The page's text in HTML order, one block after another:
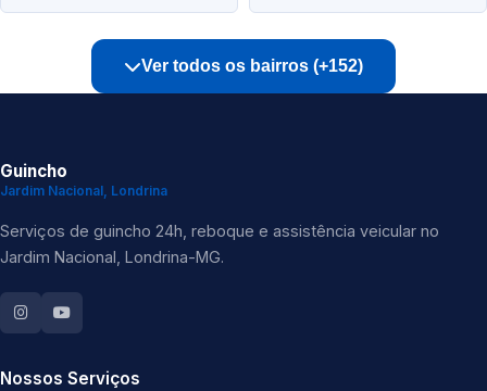
Ver todos os bairros (+152)
Guincho
Jardim Nacional, Londrina
Serviços de guincho 24h, reboque e assistência veicular no
Jardim Nacional, Londrina-MG.
Nossos Serviços